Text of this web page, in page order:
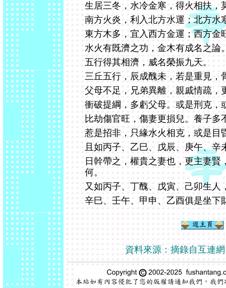
生居三冬，水冷金寒，得火相扶，
南方火炎，利入北方水運；北方水
東方木多，宜入西方金運；西方金
水火有既濟之功，金木有成名之論
五行得其相濟，威名榮振九天。
三丘五行，辰成醜未，若是重見，
父母不足，兄弟異離，親戚情疏，
衝破提綱，多虧父母。或是刑克，
比劫傷官旺，傷妻更損兒。養子多
惹是招非，只緣水火相克，或是目
且如丙子、乙巳、戊辰、庚午、辛
日幹帶之，權貴之妻也，更主妻賢
何。
又如丙子、丁醜、戊寅、己卯生人
辛巳、壬午、甲申、乙酉俱是坐下
資料來源：摘錄自互連